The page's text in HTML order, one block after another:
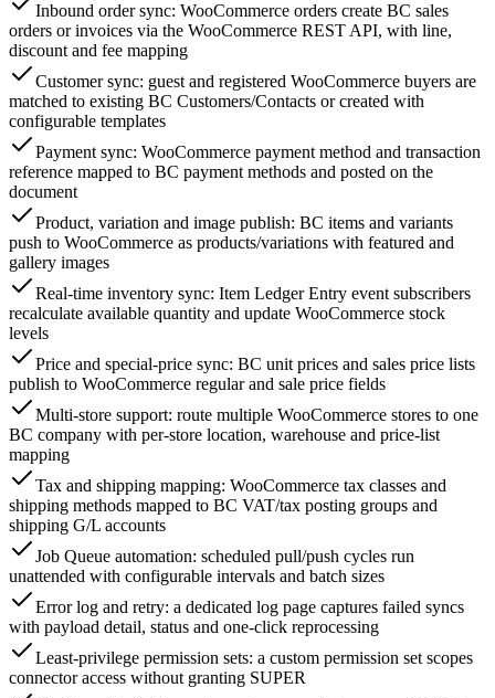
Inbound order sync: WooCommerce orders create BC sales
orders or invoices via the WooCommerce REST API, with line,
discount and fee mapping
Customer sync: guest and registered WooCommerce buyers are
matched to existing BC Customers/Contacts or created with
configurable templates
Payment sync: WooCommerce payment method and transaction
reference mapped to BC payment methods and posted on the
document
Product, variation and image publish: BC items and variants
push to WooCommerce as products/variations with featured and
gallery images
Real-time inventory sync: Item Ledger Entry event subscribers
recalculate available quantity and update WooCommerce stock
levels
Price and special-price sync: BC unit prices and sales price lists
publish to WooCommerce regular and sale price fields
Multi-store support: route multiple WooCommerce stores to one
BC company with per-store location, warehouse and price-list
mapping
Tax and shipping mapping: WooCommerce tax classes and
shipping methods mapped to BC VAT/tax posting groups and
shipping G/L accounts
Job Queue automation: scheduled pull/push cycles run
unattended with configurable intervals and batch sizes
Error log and retry: a dedicated log page captures failed syncs
with payload detail, status and one-click reprocessing
Least-privilege permission sets: a custom permission set scopes
connector access without granting SUPER